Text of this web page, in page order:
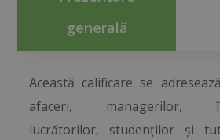
generală
Această calificare se
afaceri, managerilor,
lucrătorilor, studenților și